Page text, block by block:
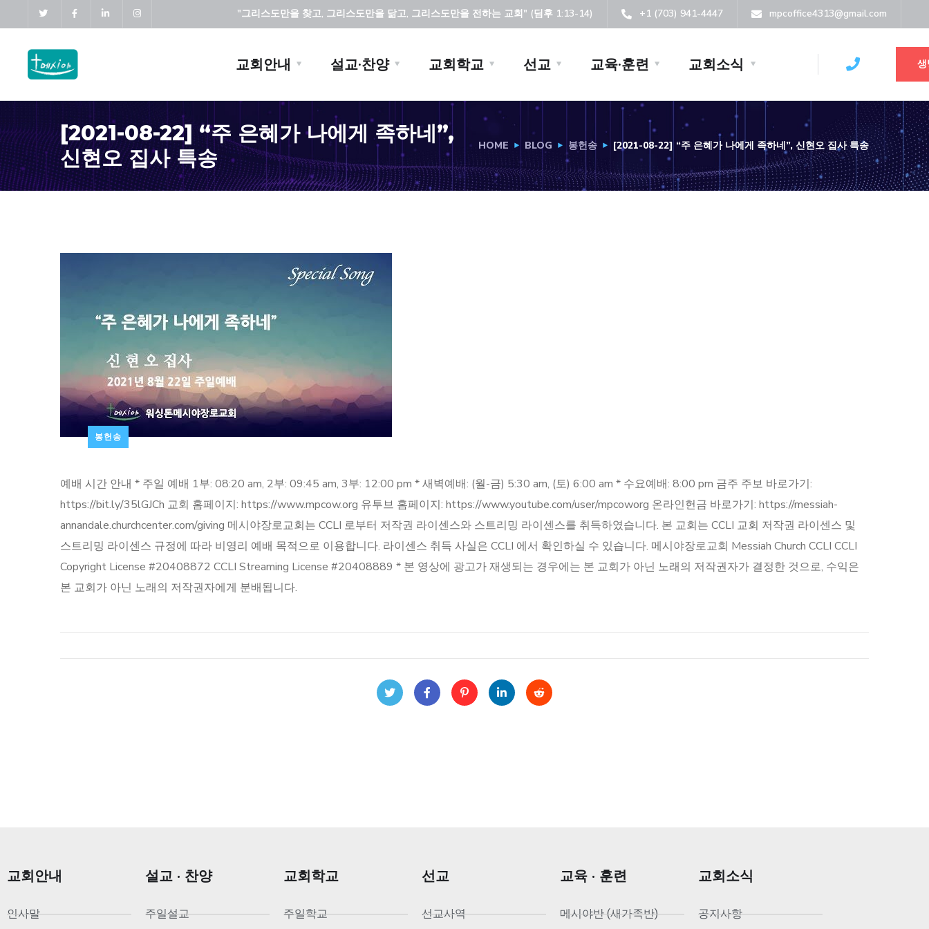
+1 (703) 941-4447 mpcoffice4313@gmail.com
"그리스도만을 찾고, 그리스도만을 닮고, 그리스도만을 전하는 교회" (딤후 1:13-14)
교회안내 설교·찬양 교회학교 선교 교육·훈련 교회소식
[2021-08-22] “주 은혜가 나에게 족하네”,
신현오 집사 특송
HOME BLOG 봉헌송 [2021-08-22] “주 은혜가 나에게 족하네”, 신현오 집사 특송
봉헌송
예배 시간 안내 * 주일 예배 1부: 08:20 am, 2부: 09:45 am, 3부: 12:00 pm * 새벽예배: (월-금) 5:30 am, (토) 6:00 am * 수요예배: 8:00 pm 금주 주보 바로가기:
https://bit.ly/35lGJCh 교회 홈페이지: https://www.mpcow.org 유투브 홈페이지: https://www.youtube.com/user/mpcoworg 온라인헌금 바로가기: https://messiah-
annandale.churchcenter.com/giving 메시야장로교회는 CCLI 로부터 저작권 라이센스와 스트리밍 라이센스를 취득하였습니다. 본 교회는 CCLI 교회 저작권 라이센스 및
스트리밍 라이센스 규정에 따라 비영리 예배 목적으로 이용합니다. 라이센스 취득 사실은 CCLI 에서 확인하실 수 있습니다. 메시야장로교회 Messiah Church CCLI CCLI
Copyright License #20408872 CCLI Streaming License #20408889 * 본 영상에 광고가 재생되는 경우에는 본 교회가 아닌 노래의 저작권자가 결정한 것으로, 수익은
본 교회가 아닌 노래의 저작권자에게 분배됩니다.
교회안내
인사말
설교 · 찬양
주일설교
교회학교
주일학교
선교
선교사역
교육 · 훈련
메시야반 (새가족반)
교회소식
공지사항